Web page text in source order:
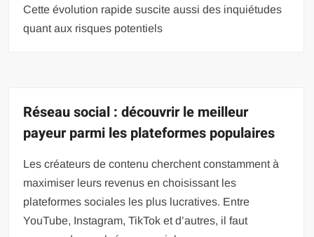
Cette évolution rapide suscite aussi des inquiétudes
quant aux risques potentiels
Réseau social : découvrir le meilleur
payeur parmi les plateformes populaires
Les créateurs de contenu cherchent constamment à
maximiser leurs revenus en choisissant les
plateformes sociales les plus lucratives. Entre
YouTube, Instagram, TikTok et d’autres, il faut